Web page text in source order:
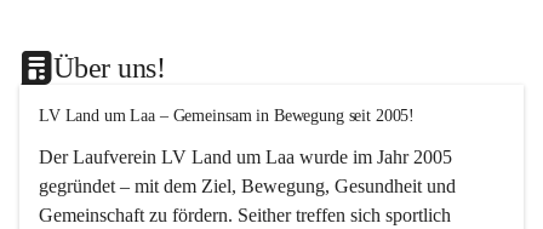
Über uns!
LV Land um Laa – Gemeinsam in Bewegung seit 2005!
Der Laufverein LV Land um Laa wurde im Jahr 2005
gegründet – mit dem Ziel, Bewegung, Gesundheit und
Gemeinschaft zu fördern. Seither treffen sich sportlich